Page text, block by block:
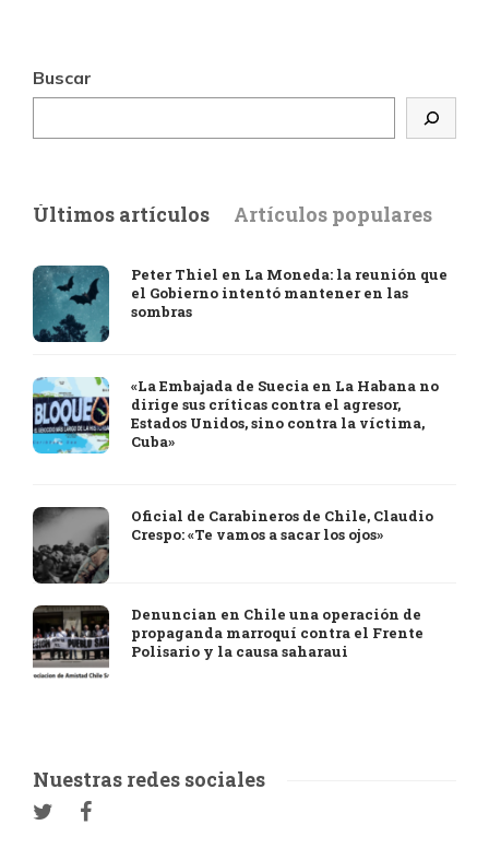
Buscar
Últimos artículos Artículos populares
Peter Thiel en La Moneda: la reunión que
el Gobierno intentó mantener en las
sombras
«La Embajada de Suecia en La Habana no
dirige sus críticas contra el agresor,
Estados Unidos, sino contra la víctima,
Cuba»
Oficial de Carabineros de Chile, Claudio
Crespo: «Te vamos a sacar los ojos»
Denuncian en Chile una operación de
propaganda marroquí contra el Frente
Polisario y la causa saharaui
Nuestras redes sociales